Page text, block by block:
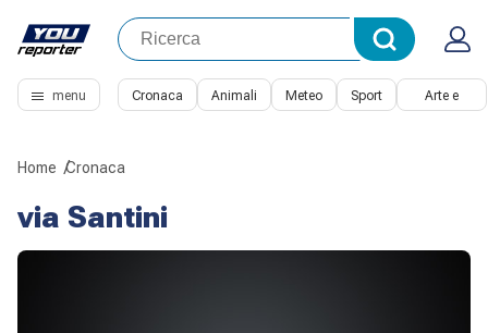
menu Cronaca Animali Meteo Sport Arte e
Home Cronaca
via Santini